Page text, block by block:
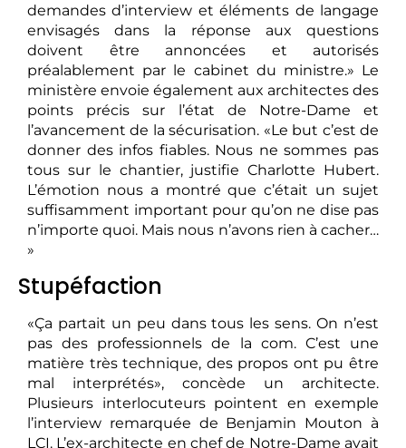
demandes d’interview et éléments de langage
envisagés dans la réponse aux questions
doivent être annoncées et autorisés
préalablement par le cabinet du ministre.» Le
ministère envoie également aux architectes des
points précis sur l’état de Notre-Dame et
l’avancement de la sécurisation. «Le but c’est de
donner des infos fiables. Nous ne sommes pas
tous sur le chantier, justifie Charlotte Hubert.
L’émotion nous a montré que c’était un sujet
suffisamment important pour qu’on ne dise pas
n’importe quoi. Mais nous n’avons rien à cacher…
»
Stupéfaction
«Ça partait un peu dans tous les sens. On n’est
pas des professionnels de la com. C’est une
matière très technique, des propos ont pu être
mal interprétés», concède un architecte.
Plusieurs interlocuteurs pointent en exemple
l’interview remarquée de Benjamin Mouton à
LCI. L’ex-architecte en chef de Notre-Dame avait